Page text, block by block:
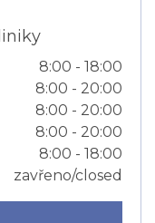
8:00 - 18:00
8:00 - 20:00
8:00 - 20:00
8:00 - 20:00
8:00 - 18:00
zavřeno/closed